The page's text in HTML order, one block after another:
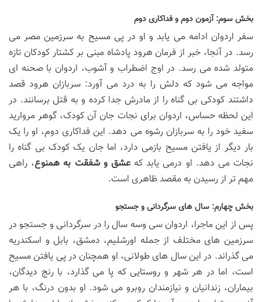
بخش سوم: آزمون دوم و فداکاری دوم
سفر اردوان ادامه می یابد و او در پی مسیح به سرزمین مصر می
رسد. در آنجا، خبر از فرمان هرود پادشاه مبنی بر کشتار کودکان تازه
متولد شده می رسد. در اوج اضطراب و آشوب، اردوان با صحنه ای
مواجه می شود که دلش را به درد می آورد: سربازان هرود قصد
داشتند کودکی بی گناه را از مادرش جدا کرده و به قتل برسانند. در
این لحظه حساس، اردوان برای نجات جان آن کودک، گوهر مروارید
سفید خود را به سربازان رشوه می دهد. این فداکاری دوم، او را یک
بار دیگر از یافتن مسیح بازمی دارد، اما جان یک کودک بی گناه را
نجات می دهد. او درمی یابد کهعشق و شفقت به همنوع، راهی
مهم تر از رسیدن به مقصد ظاهری است.
بخش چهارم: سال های سرگردانی و جستجو
پس از این ماجرا، اردوان سی وسه سال را در سرگردانی و جستجو در
سرزمین های مختلف از جمله اورشلیم، دمشق، بابل و اسکندریه
می گذراند. در این سال های طولانی، او همچنان در پی یافتن مسیح
است، اما در هر شهر و روستایی که پا می گذارد، با رنج دیدگان،
بیماران، زندانیان و نیازمندان روبرو می شود. او بدون درنگ، با هر